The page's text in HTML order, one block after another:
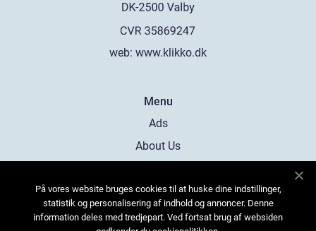
web: www.klikko.dk
Menu
Ads
About Us
Contact
Sitemap
På vores website bruges cookies til at huske dine indstillinger,
statistik og personalisering af indhold og annoncer. Denne
information deles med tredjepart. Ved fortsat brug af websiden